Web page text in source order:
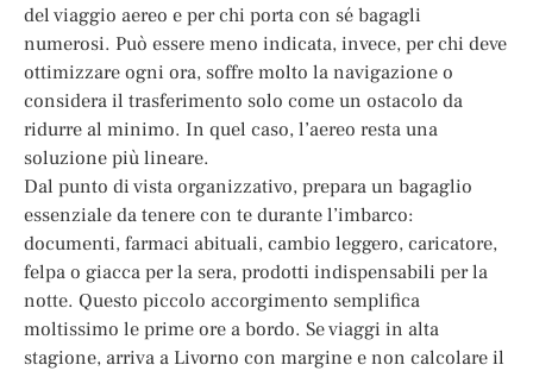
del viaggio aereo e per chi porta con sé bagagli
numerosi. Può essere meno indicata, invece, per chi deve
ottimizzare ogni ora, soffre molto la navigazione o
considera il trasferimento solo come un ostacolo da
ridurre al minimo. In quel caso, l’aereo resta una
soluzione più lineare.
Dal punto di vista organizzativo, prepara un bagaglio
essenziale da tenere con te durante l’imbarco:
documenti, farmaci abituali, cambio leggero, caricatore,
felpa o giacca per la sera, prodotti indispensabili per la
notte. Questo piccolo accorgimento semplifica
moltissimo le prime ore a bordo. Se viaggi in alta
stagione, arriva a Livorno con margine e non calcolare il